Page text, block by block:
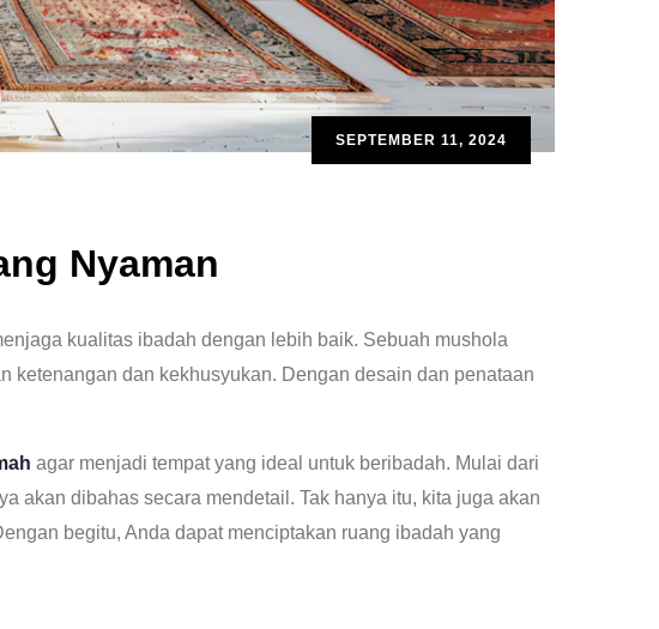
SEPTEMBER 11, 2024
Nyaman
kualitas ibadah dengan lebih baik. Sebuah mushola
ketenangan dan kekhusyukan. Dengan desain dan penataan
agar menjadi tempat yang ideal untuk beribadah. Mulai dari
akan dibahas secara mendetail. Tak hanya itu, kita juga akan
begitu, Anda dapat menciptakan ruang ibadah yang